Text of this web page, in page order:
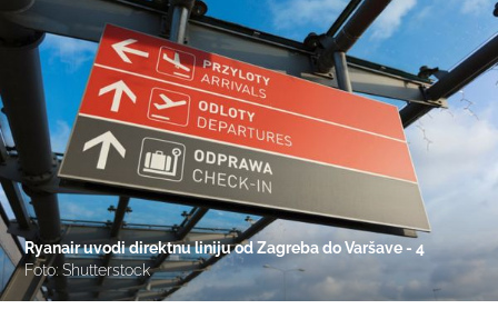
Ryanair uvodi direktnu liniju od Zagreba do Varšave - 4
Foto: Shutterstock